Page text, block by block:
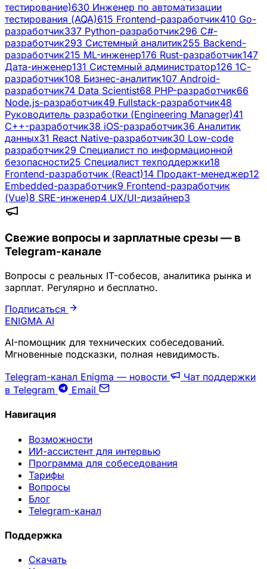
тестирование)630 Инженер по автоматизации
тестирования (AQA)615 Frontend-разработчик410 Go-
разработчик337 Python-разработчик296 C#-
разработчик293 Системный аналитик255 Backend-
разработчик215 ML-инженер176 Rust-разработчик147
Дата-инженер131 Системный администратор126 1С-
разработчик108 Бизнес-аналитик107 Android-
разработчик74 Data Scientist68 PHP-разработчик66
Node.js-разработчик49 Fullstack-разработчик48
Руководитель разработки (Engineering Manager)41
C++-разработчик38 iOS-разработчик36 Аналитик
данных31 React Native-разработчик30 Low-code
разработчик29 Специалист по информационной
безопасности25 Специалист техподдержки18
Frontend-разработчик (React)14 Продакт-менеджер12
Embedded-разработчик9 Frontend-разработчик
(Vue)8 SRE-инженер4 UX/UI-дизайнер3
Свежие вопросы и зарплатные срезы — в
Telegram-канале
Вопросы с реальных IT-собесов, аналитика рынка и
зарплат. Регулярно и бесплатно.
Подписаться
ENIGMA AI
AI-помощник для технических собеседований.
Мгновенные подсказки, полная невидимость.
Telegram-канал Enigma — новости
Чат поддержки
в Telegram
Email
Навигация
Возможности
ИИ-ассистент для интервью
Программа для собеседования
Тарифы
Вопросы
Блог
Telegram-канал
Поддержка
Скачать